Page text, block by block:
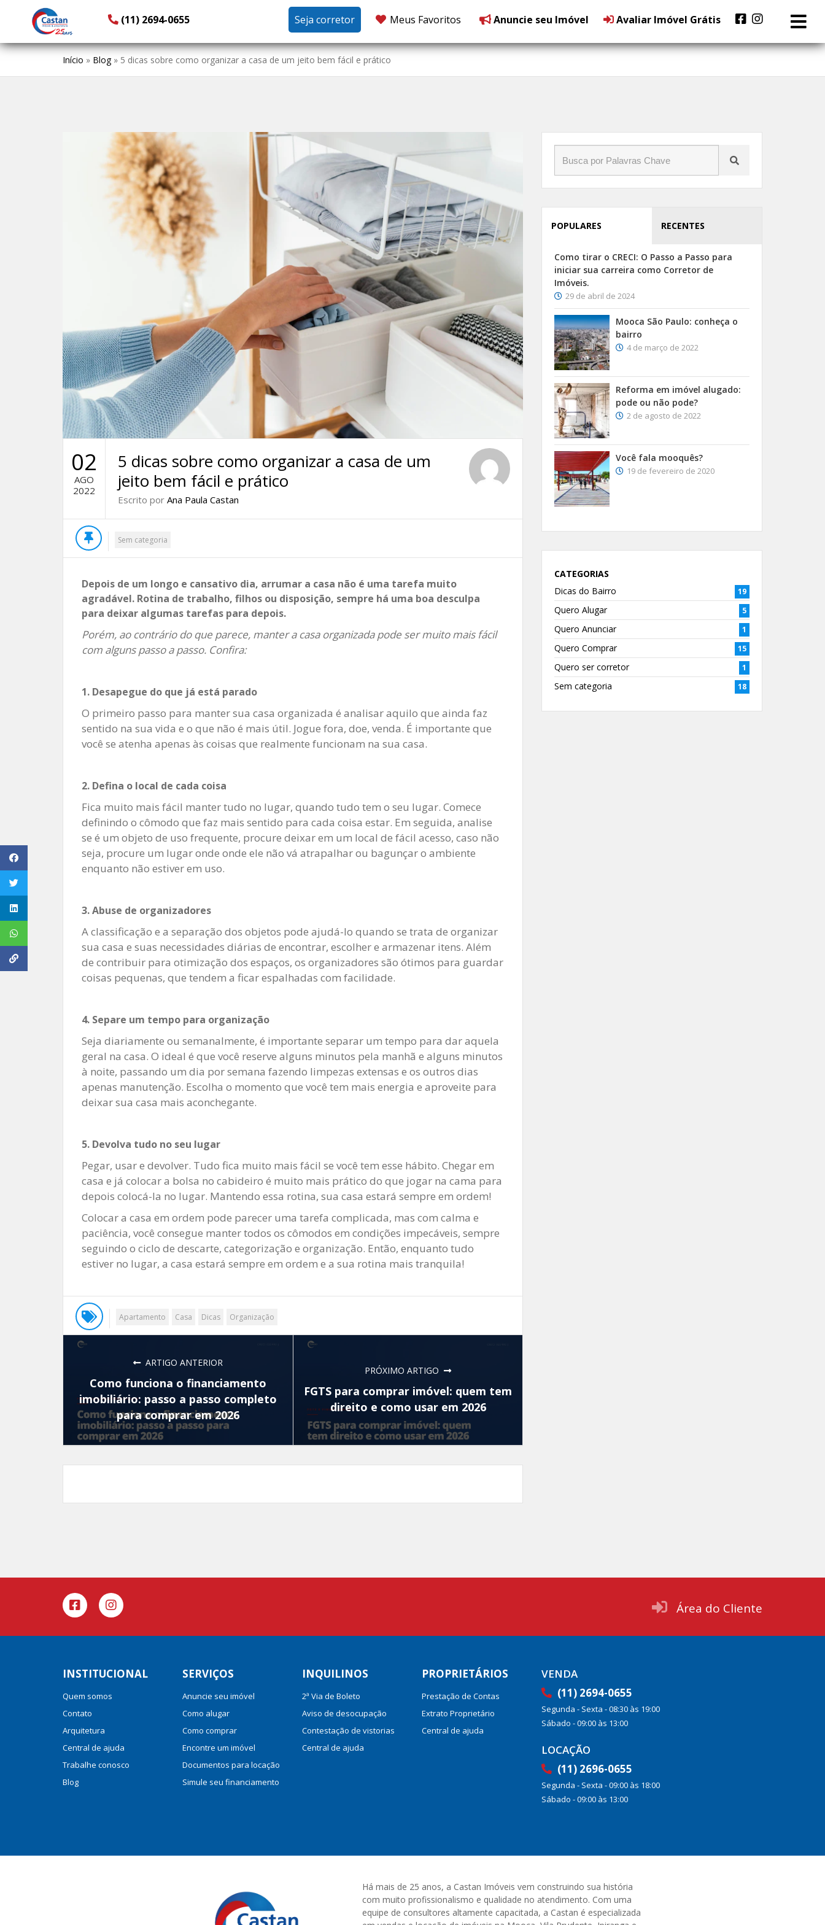
(11) 2694-0655 Seja corretor Meus Favoritos Anuncie seu Imóvel Avaliar Imóvel Grátis
Início » Blog» 5 dicas sobre como organizar a casa de um jeito bem fácil e prático
02
AGO
2022
5 dicas sobre como organizar a casa de um
jeito bem fácil e prático
Escrito por Ana Paula Castan
Sem categoria
Depois de um longo e cansativo dia, arrumar a casa não é uma tarefa muito
agradável. Rotina de trabalho, filhos ou disposição, sempre há uma boa desculpa
para deixar algumas tarefas para depois.
Porém, ao contrário do que parece, manter a casa organizada pode ser muito mais fácil
com alguns passo a passo. Confira:
1. Desapegue do que já está parado
O primeiro passo para manter sua casa organizada é analisar aquilo que ainda faz
sentido na sua vida e o que não é mais útil. Jogue fora, doe, venda. É importante que
você se atenha apenas às coisas que realmente funcionam na sua casa.
2. Defina o local de cada coisa
Fica muito mais fácil manter tudo no lugar, quando tudo tem o seu lugar. Comece
definindo o cômodo que faz mais sentido para cada coisa estar. Em seguida, analise
se é um objeto de uso frequente, procure deixar em um local de fácil acesso, caso não
seja, procure um lugar onde onde ele não vá atrapalhar ou bagunçar o ambiente
enquanto não estiver em uso.
3. Abuse de organizadores
A classificação e a separação dos objetos pode ajudá-lo quando se trata de organizar
sua casa e suas necessidades diárias de encontrar, escolher e armazenar itens. Além
de contribuir para otimização dos espaços, os organizadores são ótimos para guardar
coisas pequenas, que tendem a ficar espalhadas com facilidade.
4. Separe um tempo para organização
Seja diariamente ou semanalmente, é importante separar um tempo para dar aquela
geral na casa. O ideal é que você reserve alguns minutos pela manhã e alguns minutos
à noite, passando um dia por semana fazendo limpezas extensas e os outros dias
apenas manutenção. Escolha o momento que você tem mais energia e aproveite para
deixar sua casa mais aconchegante.
5. Devolva tudo no seu lugar
Pegar, usar e devolver. Tudo fica muito mais fácil se você tem esse hábito. Chegar em
casa e já colocar a bolsa no cabideiro é muito mais prático do que jogar na cama para
depois colocá-la no lugar. Mantendo essa rotina, sua casa estará sempre em ordem!
Colocar a casa em ordem pode parecer uma tarefa complicada, mas com calma e
paciência, você consegue manter todos os cômodos em condições impecáveis, sempre
seguindo o ciclo de descarte, categorização e organização. Então, enquanto tudo
estiver no lugar, a casa estará sempre em ordem e a sua rotina mais tranquila!
Apartamento Casa Dicas Organização
ARTIGO ANTERIOR
Como funciona o financiamento
imobiliário: passo a passo completo
para comprar em 2026
PRÓXIMO ARTIGO
FGTS para comprar imóvel: quem tem
direito e como usar em 2026
POPULARES RECENTES
Como tirar o CRECI: O Passo a Passo para
iniciar sua carreira como Corretor de
Imóveis.
29 de abril de 2024
Mooca São Paulo: conheça o
bairro
4 de março de 2022
Reforma em imóvel alugado:
pode ou não pode?
2 de agosto de 2022
Você fala mooquês?
19 de fevereiro de 2020
CATEGORIAS
Dicas do Bairro
19
Quero Alugar 5
Quero Anunciar 1
Quero Comprar 15
Quero ser corretor 1
Sem categoria 18
Área do Cliente
INSTITUCIONAL
Quem somos
Contato
Arquitetura
Central de ajuda
Trabalhe conosco
Blog
SERVIÇOS
Anuncie seu imóvel
Como alugar
Como comprar
Encontre um imóvel
Documentos para locação
Simule seu financiamento
INQUILINOS
2ª Via de Boleto
Aviso de desocupação
Contestação de vistorias
Central de ajuda
PROPRIETÁRIOS
Prestação de Contas
Extrato Proprietário
Central de ajuda
VENDA
(11) 2694-0655
Segunda - Sexta - 08:30 às 19:00
Sábado - 09:00 às 13:00
LOCAÇÃO
(11) 2696-0655
Segunda - Sexta - 09:00 às 18:00
Sábado - 09:00 às 13:00
Há mais de 25 anos, a Castan Imóveis vem construindo sua história
com muito profissionalismo e qualidade no atendimento. Com uma
equipe de consultores altamente capacitada, a Castan é especializada